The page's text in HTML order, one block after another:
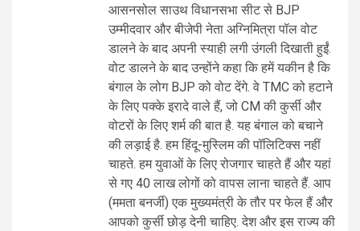
आसनसोल साउथ विधानसभा सीट से BJP
उम्मीदवार और बीजेपी नेता अग्निमित्रा पॉल वोट
डालने के बाद अपनी स्याही लगी उंगली दिखाती हुईं.
वोट डालने के बाद उन्होंने कहा कि हमें यकीन है कि
बंगाल के लोग BJP को वोट देंगे. वे TMC को हटाने
के लिए पक्के इरादे वाले हैं, जो CM की कुर्सी और
वोटरों के लिए शर्म की बात है. यह बंगाल को बचाने
की लड़ाई है. हम हिंदू-मुस्लिम की पॉलिटिक्स नहीं
चाहते. हम युवाओं के लिए रोजगार चाहते हैं और यहां
से गए 40 लाख लोगों को वापस लाना चाहते हैं. आप
(ममता बनर्जी) एक मुख्यमंत्री के तौर पर फेल हैं और
आपको कुर्सी छोड़ देनी चाहिए. देश और इस राज्य की